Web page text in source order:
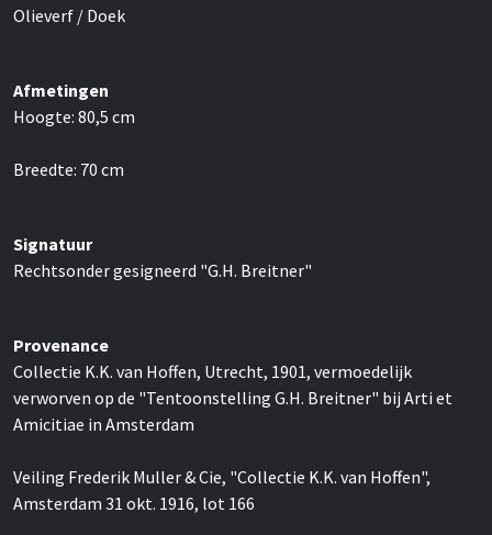
Olieverf / Doek
Afmetingen
Hoogte: 80,5 cm
Breedte: 70 cm
Signatuur
Rechtsonder gesigneerd "G.H. Breitner"
Provenance
Collectie K.K. van Hoffen, Utrecht, 1901, vermoedelijk
verworven op de "Tentoonstelling G.H. Breitner" bij Arti et
Amicitiae in Amsterdam
Veiling Frederik Muller & Cie, "Collectie K.K. van Hoffen",
Amsterdam 31 okt. 1916, lot 166